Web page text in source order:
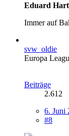
Eduard
Immer auf
svw_oldie
Europa
Beiträge
2.612
6. Juni
#8